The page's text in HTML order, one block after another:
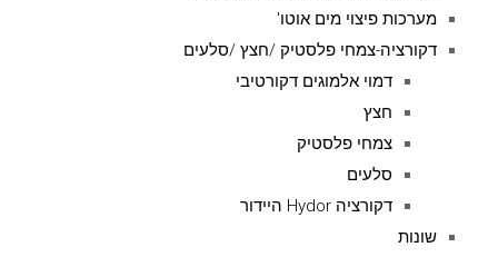
מערכות פיצוי מים אוטו'
דקורציה-צמחי פלסטיק /חצץ /סלעים
דמוי אלמוגים דקורטיבי
חצץ
צמחי פלסטיק
סלעים
דקורציה Hydor היידור
שונות